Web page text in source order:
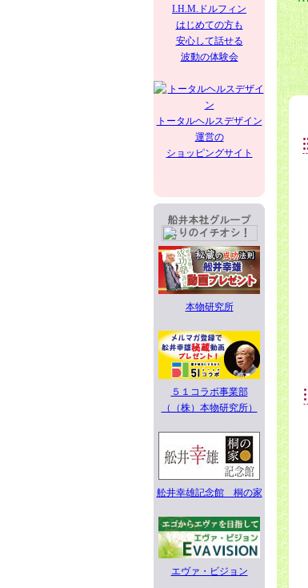
はじめての方も
安心して話せる
波動の体験会
トータルヘルスデザイン
運営の
ショッピングサイト
本物研究所
５１コラボ事業部
（（株）本物研究所）
舩井幸雄記念館 桐の家
エヴァ・ビジョン